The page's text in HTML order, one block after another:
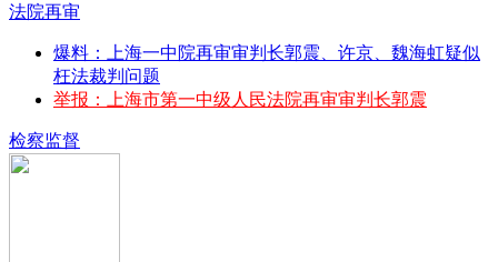
法院再审
爆料：上海一中院再审审判长郭震、许京、魏海虹疑似
枉法裁判问题
举报：上海市第一中级人民法院再审审判长郭震
检察监督